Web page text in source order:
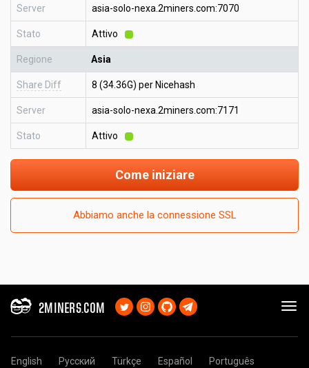
Server asia-solo-nexa.2miners.com:7070
Stato Attivo
Regione Asia
Share Diff 8 (34.36G) per Nicehash
Server asia-solo-nexa.2miners.com:7171
Stato Attivo
Come iniziare
Abbiamo anche la connessione SSL
2MINERS.COM
English Русский Türkçe Español
Português